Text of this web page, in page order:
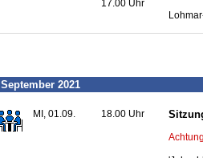
17.00 Uhr
September 2021
MI, 01.09. 18.00 Uhr